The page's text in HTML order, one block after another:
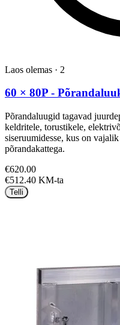
Laos olemas · 2
60 × 80P -
Põrandaluugid tagavad
keldritele, torustikele,
siseruumidesse, kus on
põrandakattega.
€620.00
€512.40 KM-ta
Telli